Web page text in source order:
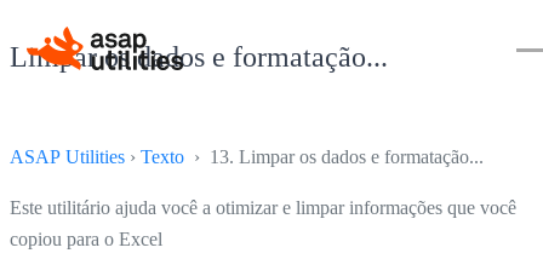
Limpar os dados e formatação...
ASAP Utilities › Texto › 13. Limpar os dados e formatação...
Este utilitário ajuda você a otimizar e limpar informações que você
copiou para o Excel